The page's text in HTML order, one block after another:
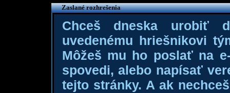
Zaslané rozhrešenia
Chceš dneska urobiť
uvedenému hriešnikovi
Môžeš mu ho poslať na
spovedi, alebo napísať
tejto stránky. A ak